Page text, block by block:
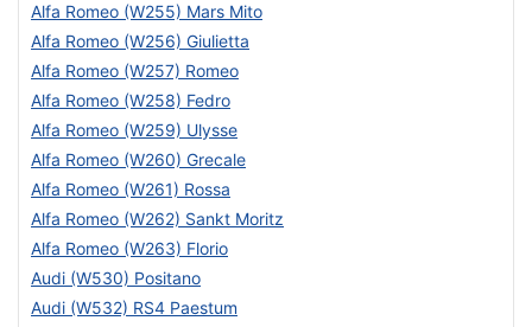
Alfa Romeo (W255) Mars Mito
Alfa Romeo (W256) Giulietta
Alfa Romeo (W257) Romeo
Alfa Romeo (W258) Fedro
Alfa Romeo (W259) Ulysse
Alfa Romeo (W260) Grecale
Alfa Romeo (W261) Rossa
Alfa Romeo (W262) Sankt Moritz
Alfa Romeo (W263) Florio
Audi (W530) Positano
Audi (W532) RS4 Paestum